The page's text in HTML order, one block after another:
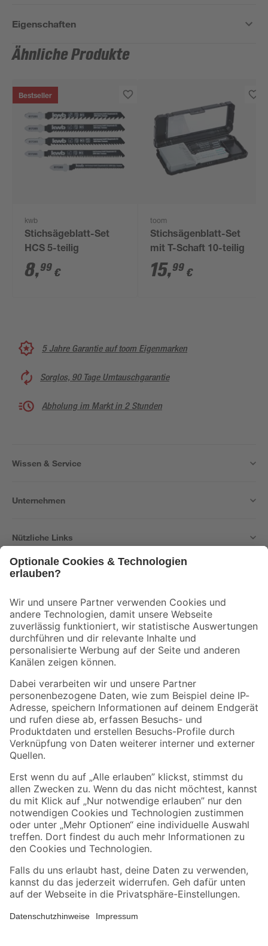
Eigenschaften
Ähnliche Produkte
Bestseller
kwb
Stichsägeblatt-Set
HCS 5-teilig
8,99 €
toom
Stichsägenblatt-Set
mit T-Schaft 10-teilig
15,99 €
5 Jahre Garantie auf toom Eigenmarken
Sorglos, 90 Tage Umtauschgarantie
Abholung im Markt in 2 Stunden
Wissen & Service
Unternehmen
Nützliche Links
Der toom Newsletter: Keine Angebote und Aktionen mehr verpassen!
Zur Newsletter Anmeldung
Folge uns
Zahlungsarten Versandarten
Sicher einkaufen
Jetzt die toom-App herunterladen
Alle Preisangaben in EUR inkl. gesetzl. MwSt.. Die dargestellten Angebote sind unter
Umständen nicht in allen Märkten verfügbar. Die angegebenen Verfügbarkeiten beziehen
Produkte nur solange der Vorrat reicht.
*Paketversand ab 59 € versandkostenfrei, gilt nicht für Artikel mit Speditionsversand, hier